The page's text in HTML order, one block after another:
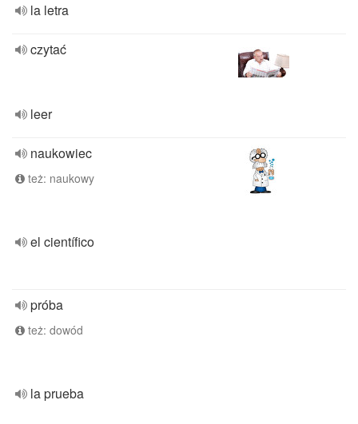
la letra
czytać
leer
naukowiec
też: naukowy
el científico
próba
też: dowód
la prueba